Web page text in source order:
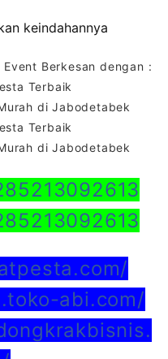
keindahannya
Berkesan dengan :
Terbaik
di Jabodetabek
Terbaik
di Jabodetabek
abi.com/